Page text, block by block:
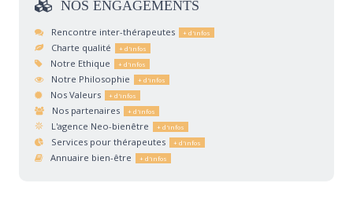
NOS ENGAGEMENTS
Rencontre inter-thérapeutes
Charte qualité
Notre Ethique
Notre Philosophie
Nos Valeurs
Nos partenaires
L'agence Neo-bienêtre
Services pour thérapeutes
Annuaire bien-être